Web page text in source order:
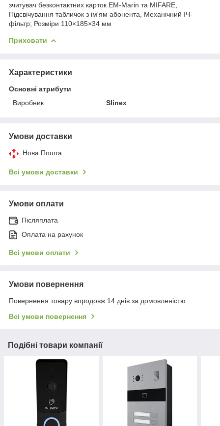
зчитувач безконтактних карток EM-Marin та MIFARE,
Підсвічування табличок з ім'ям абонента, Механічний ІЧ-
фільтр; Розміри 110×185×34 мм
Приховати
Характеристики
Основні атрибути
Виробник
Slinex
Умови доставки
Нова Пошта
Всі умови доставки
Умови оплати
Післяплата
Оплата на рахунок
Всі умови оплати
Умови повернення
Повернення товару впродовж 14 днів за домовленістю
Всі умови повернення
Подібні товари компанії